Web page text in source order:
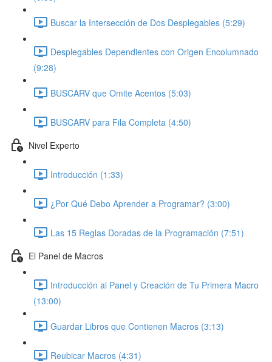
Buscar la Intersección de Dos Desplegables (5:29)
Desplegables Dependientes con Origen Encolumnado
(9:28)
BUSCARV que Omite Acentos (5:03)
BUSCARV para Fila Completa (4:50)
Nivel Experto
Introducción (1:33)
¿Por Qué Debo Aprender a Programar? (3:00)
Las 15 Reglas Doradas de la Programación (7:51)
El Panel de Macros
Introducción al Panel y Creación de Tu Primera Macro
(13:00)
Guardar Libros que Contienen Macros (3:13)
Reubicar Macros (4:31)